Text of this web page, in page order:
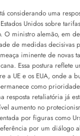
considerando uma
Unidos sobre
O ministro alemão, em
de medidas decisivas
iminente de novas
Essa postura reflete
a UE e os EUA, onde a
como
resposta retaliatória já
aumento no
por figuras como
por um diálogo